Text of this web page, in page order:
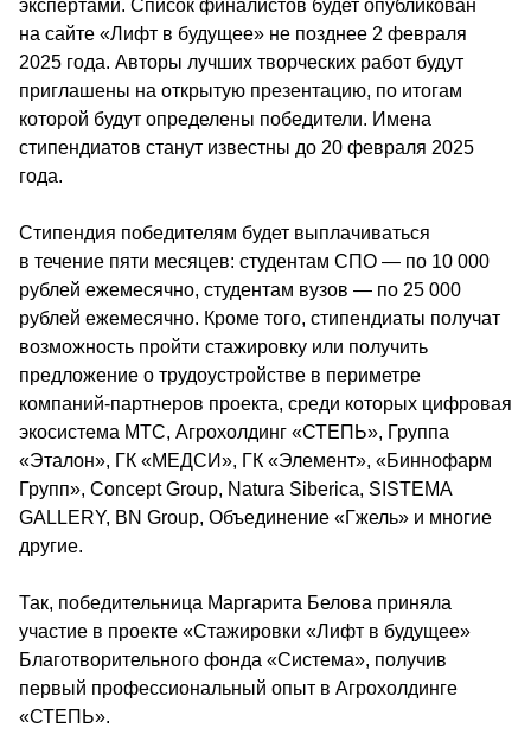
экспертами. Список финалистов будет опубликован
на сайте «Лифт в будущее» не позднее 2 февраля
2025 года. Авторы лучших творческих работ будут
приглашены на открытую презентацию, по итогам
которой будут определены победители. Имена
стипендиатов станут известны до 20 февраля 2025
года.
Стипендия победителям будет выплачиваться
в течение пяти месяцев: студентам СПО — по 10 000
рублей ежемесячно, студентам вузов — по 25 000
рублей ежемесячно. Кроме того, стипендиаты получат
возможность пройти стажировку или получить
предложение о трудоустройстве в периметре
компаний-партнеров проекта, среди которых цифровая
экосистема МТС, Агрохолдинг «СТЕПЬ», Группа
«Эталон», ГК «МЕДСИ», ГК «Элемент», «Биннофарм
Групп», Concept Group, Natura Siberica, SISTEMA
GALLERY, BN Group, Объединение «Гжель» и многие
другие.
Так, победительница Маргарита Белова приняла
участие в проекте «Стажировки «Лифт в будущее»
Благотворительного фонда «Система», получив
первый профессиональный опыт в Агрохолдинге
«СТЕПЬ».